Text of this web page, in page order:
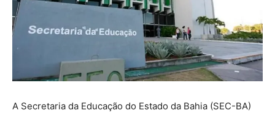
A Secretaria da Educação do Estado da Bahia (SEC-BA)